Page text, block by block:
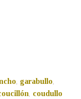
, garabullo,
, coudullo